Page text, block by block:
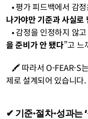
• 평가 피드백에서
나가야만 기준과 사실로
• 감정을 인정하지
을 준비가 안 됐다”고 느
   🖍️ 따라서 O-FEAR-S는
제로 설계되어 있습니다.
✔︎ 기준·절차·성과는